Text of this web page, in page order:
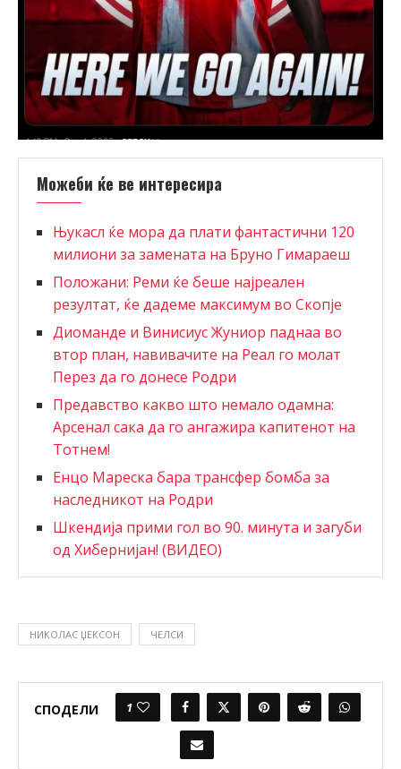
Можеби ќе ве интересира
Њукасл ќе мора да плати фантастични 120
милиони за замената на Бруно Гимараеш
Положани: Реми ќе беше најреален
резултат, ќе дадеме максимум во Скопје
Диоманде и Винисиус Жуниор паднаа во
втор план, навивачите на Реал го молат
Перез да го донесе Родри
Предавство какво што немало одамна:
Арсенал сака да го ангажира капитенот на
Тотнем!
Енцо Мареска бара трансфер бомба за
наследникот на Родри
Шкендија прими гол во 90. минута и загуби
од Хибернијан! (ВИДЕО)
НИКОЛАС ЏЕКСОН ЧЕЛСИ
СПОДЕЛИ 1